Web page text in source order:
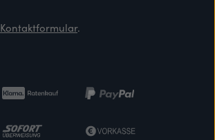
Kontaktformular.